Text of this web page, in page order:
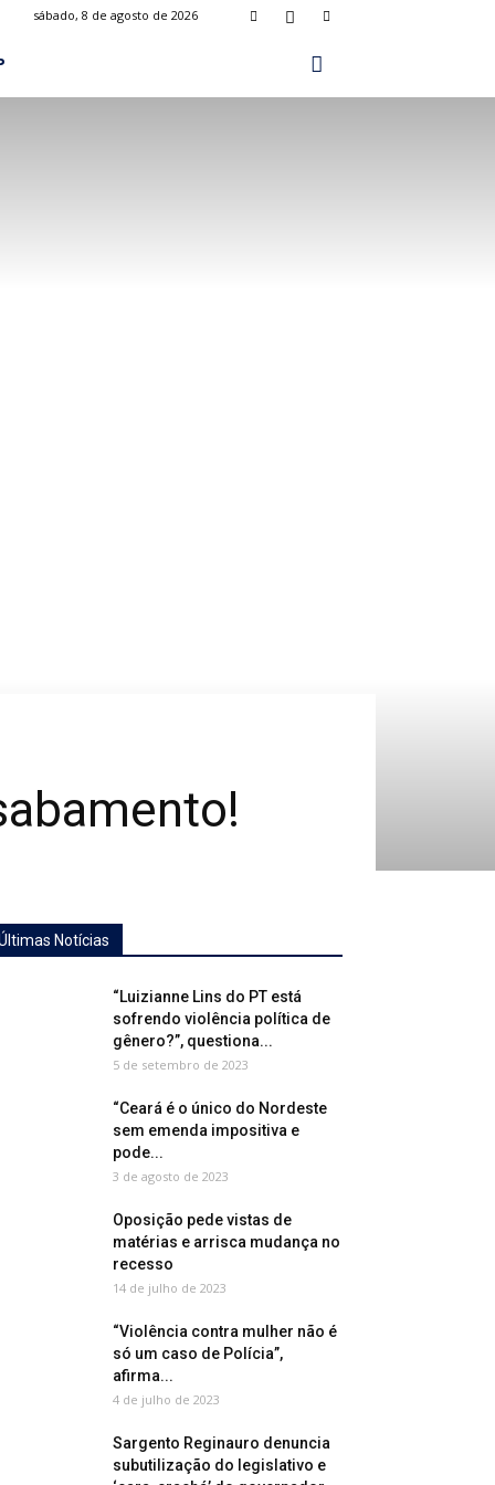
sábado, 8 de agosto de 2026
Notícias
“Luizianne Lins do PT está
sofrendo violência política de
gênero?”, questiona...
5 de setembro de 2023
“Ceará é o único do Nordeste
sem emenda impositiva e
pode...
3 de agosto de 2023
Oposição pede vistas de
matérias e arrisca mudança no
recesso
14 de julho de 2023
“Violência contra mulher não é
só um caso de Polícia”,
afirma...
4 de julho de 2023
Sargento Reginauro denuncia
subutilização do legislativo e